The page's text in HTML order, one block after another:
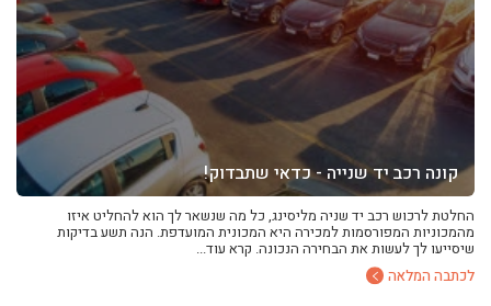
קונה רכב יד שנייה - כדאי שתבדוק!
החלטת לרכוש רכב יד שניה מליסינג, כל מה שנשאר לך הוא להחליט איזו
מהמכוניות המפורסמות למכירה היא המכונית המועדפת. הנה תשע בדיקות
שיסייעו לך לעשות את הבחירה הנכונה. קרא עוד...
לכתבה המלאה